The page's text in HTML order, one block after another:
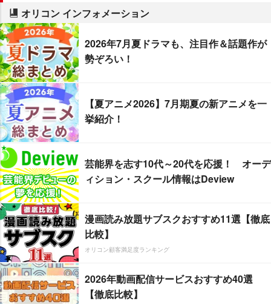
オリコン インフォメーション
2026年7月夏ドラマも、注目作＆話題作が
勢ぞろい！
【夏アニメ2026】7月期夏の新アニメを一
挙紹介！
芸能界を志す10代～20代を応援！ オーデ
ィション・スクール情報はDeview
漫画読み放題サブスクおすすめ11選【徹底
比較】
オリコン顧客満足度ランキング
2026年動画配信サービスおすすめ40選
【徹底比較】